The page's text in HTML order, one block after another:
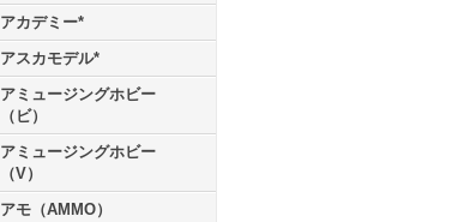
アカデミー*
アスカモデル*
アミュージングホビー
（ビ）
アミュージングホビー
（V）
アモ（AMMO）